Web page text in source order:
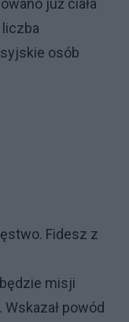
liczba
osób
Fidesz z
misji
Wskazał powód